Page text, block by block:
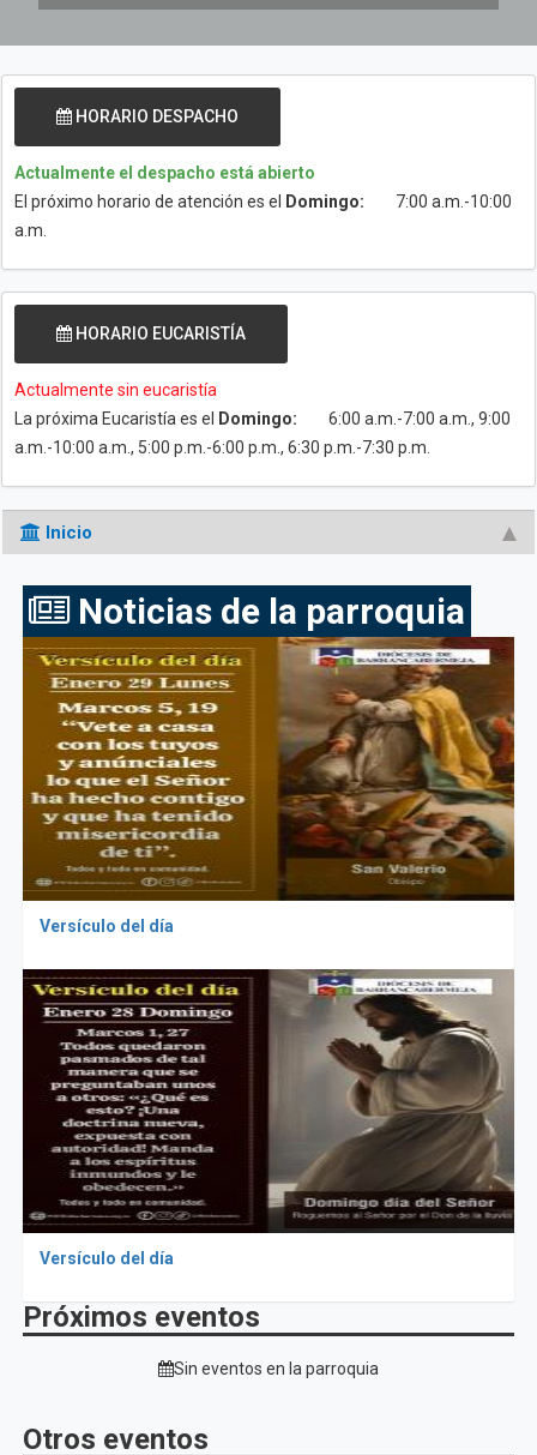
HORARIO DESPACHO
Actualmente el despacho está abierto
El próximo horario de atención es el
Domingo:
7:00 a.m.-10:00
a.m.
HORARIO EUCARISTÍA
Actualmente sin eucaristía
La próxima Eucaristía es el
Domingo:
6:00 a.m.-7:00 a.m., 9:00
a.m.-10:00 a.m., 5:00 p.m.-6:00 p.m., 6:30 p.m.-7:30 p.m.
Inicio
Noticias de la parroquia
Versículo del día
Versículo del día
Próximos eventos
Sin eventos en la parroquia
Otros eventos